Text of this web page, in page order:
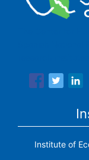
Institute of